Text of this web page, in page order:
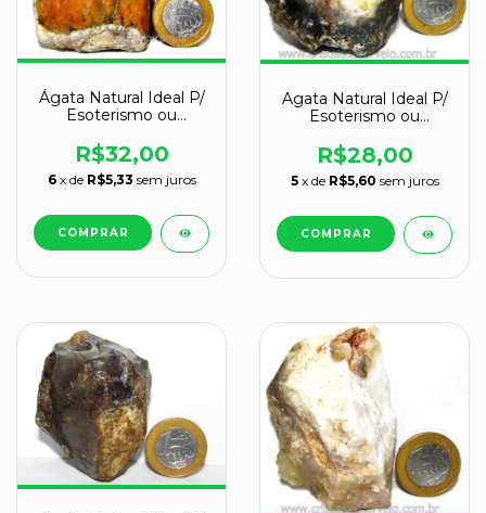
Ágata Natural Ideal P/
Esoterismo ou
R$32,00
6 x de R$5,33 sem juros
Agata Natural Ideal P/
Esoterismo ou
R$28,00
5 x de R$5,60 sem juros